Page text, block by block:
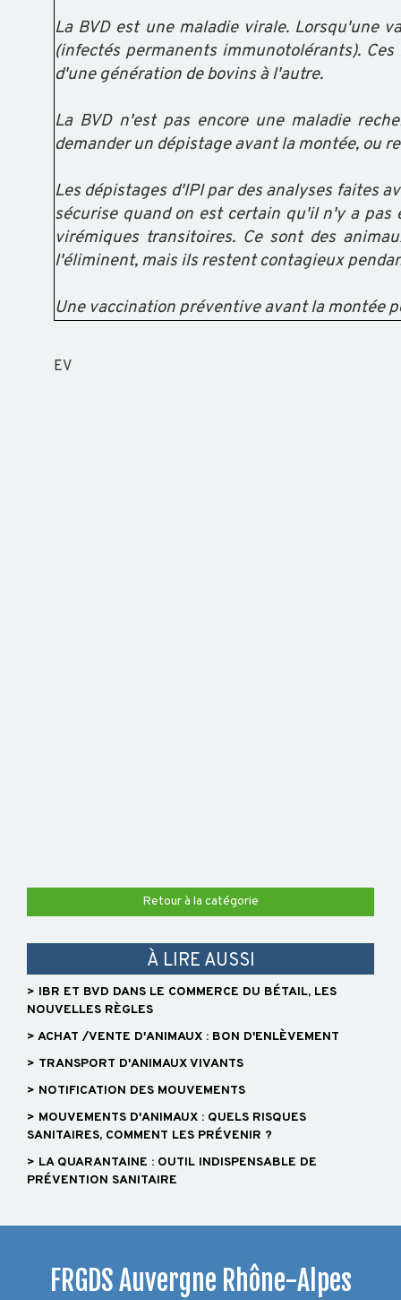
La BVD est une maladie virale. Lorsqu'une
(infectés permanents immunotolérants).
d'une génération de bovins à l'autre.
La BVD n'est pas encore une maladie
demander un dépistage avant la montée, ou
Les dépistages d'IPI par des analyses faites
sécurise quand on est certain qu'il n'y a
virémiques transitoires. Ce sont des
l'éliminent, mais ils restent contagieux
Une vaccination préventive avant la montée
EV
Retour à la catégorie
À LIRE AUSSI
> IBR ET BVD DANS LE COMMERCE DU BÉTAIL, LES
NOUVELLES RÈGLES
> ACHAT /VENTE D'ANIMAUX : BON D'ENLÈVEMENT
> TRANSPORT D'ANIMAUX VIVANTS
> NOTIFICATION DES MOUVEMENTS
> MOUVEMENTS D'ANIMAUX : QUELS RISQUES
SANITAIRES, COMMENT LES PRÉVENIR ?
> LA QUARANTAINE : OUTIL INDISPENSABLE DE
PRÉVENTION SANITAIRE
FRGDS Auvergne Rhône-Alpes